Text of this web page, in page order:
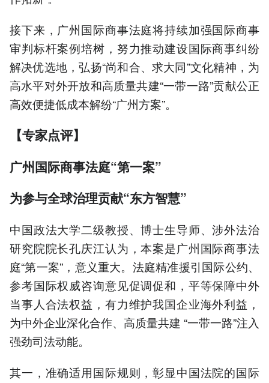
接下来，广州国际商事法庭将持续加强国际商事
审判标杆案例培树，努力推动建设国际商事纠纷
解决优选地，弘扬“尚和合、求大同”文化精神，为
高水平对外开放和高质量共建“一带一路”贡献公正
高效便捷低成本解纷“广州方案”。
【专家点评】
广州国际商事法庭“第一案”
为参与全球治理贡献“东方智慧”
中国政法大学二级教授、博士生导师、涉外法治
研究院院长孔庆江认为，本案是广州国际商事法
庭“第一案”，意义重大。法庭精准援引国际公约、
参考国际权威咨询意见促调促和，平等保障中外
当事人合法权益，有力维护我国企业海外利益，
为中外企业深化合作、高质量共建 “一带一路”注入
强劲司法动能。
其一，准确适用国际规则，彰显中国法院的国际